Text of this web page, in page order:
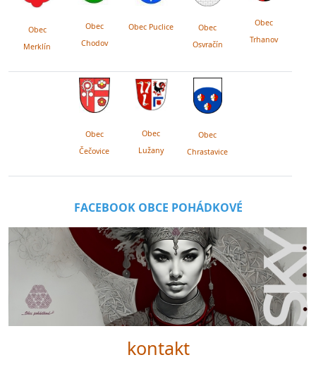
Obec
Merklín
Obec
Chodov
Obec Puclice
Obec
Osvračín
Obec
Trhanov
Obec
Čečovice
Obec
Lužany
Obec
Chrastavice
FACEBOOK OBCE POHÁDKOVÉ
kontakt